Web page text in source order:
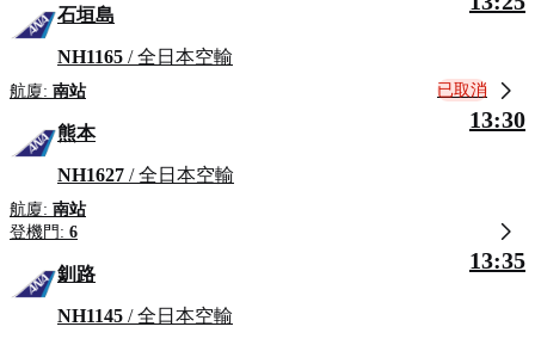
石垣島
NH1165 / 全日本空輸
航廈: 南站 已取消
熊本
NH1627 / 全日本空輸
航廈: 南站
登機門: 6
13:30
釧路
NH1145 / 全日本空輸
13:35